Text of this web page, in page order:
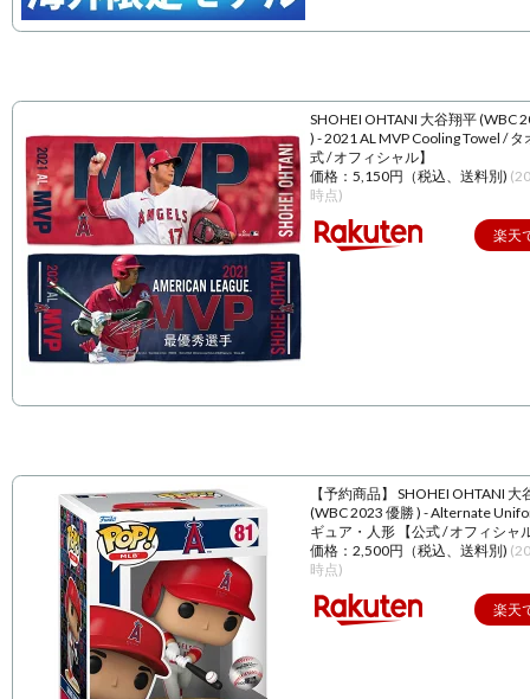
SHOHEI OHTANI 大谷翔平 (WBC
) - 2021 AL MVP Cooling Towel / タ
式 / オフィシャル】
価格：5,150円（税込、送料別)
時点)
楽天
【予約商品】 SHOHEI OHTANI 大
(WBC 2023 優勝 ) - Alternate
ギュア・人形 【公式 / オフィシャ
価格：2,500円（税込、送料別)
時点)
楽天